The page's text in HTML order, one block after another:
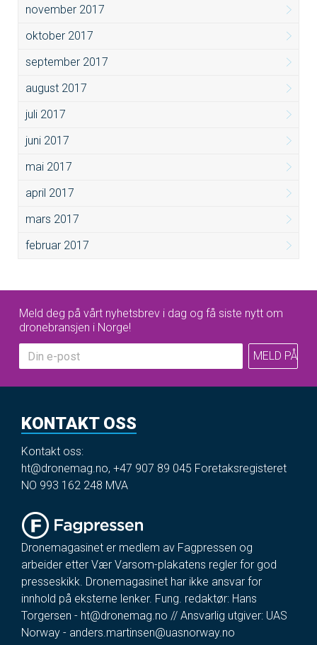
november 2017
oktober 2017
september 2017
august 2017
juli 2017
juni 2017
mai 2017
april 2017
mars 2017
februar 2017
Meld deg på vårt nyhetsbrev i dag og få siste nytt om
dronebransjen i Norge!
KONTAKT OSS
Kontakt oss:
ht@dronemag.no, +47 907 89 045 Foretaksregisteret
NO 993 162 248 MVA
Dronemagasinet er medlem av Fagpressen og
arbeider etter Vær Varsom-plakatens regler for god
presseskikk. Dronemagasinet har ikke ansvar for
innhold på eksterne lenker. Fung. redaktør: Hans
Torgersen - ht@dronemag.no // Ansvarlig utgiver: UAS
Norway - anders.martinsen@uasnorway.no